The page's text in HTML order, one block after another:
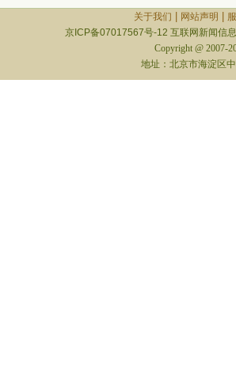
关于我们 网站声明
京ICP备07017567号-12 互联网新闻信
Copyright @ 2007-
地址：北京市海淀区